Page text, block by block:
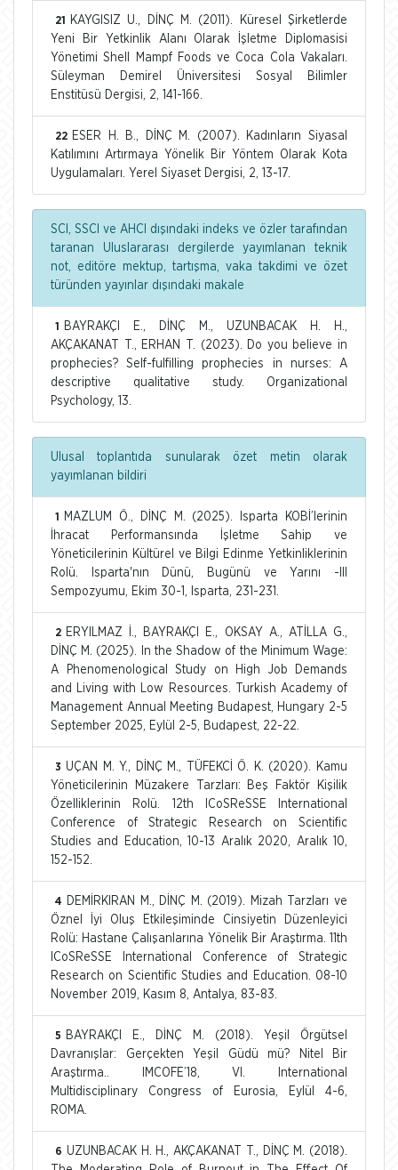
21
KAYGISIZ U., DİNÇ M. (2011). Küresel Şirketlerde
Yeni Bir Yetkinlik Alanı Olarak İşletme Diplomasisi
Yönetimi Shell Mampf Foods ve Coca Cola Vakaları.
Süleyman Demirel Üniversitesi Sosyal Bilimler
Enstitüsü Dergisi, 2, 141-166.
22 ESER H. B., DİNÇ M. (2007). Kadınların Siyasal
Katılımını Artırmaya Yönelik Bir Yöntem Olarak Kota
Uygulamaları. Yerel Siyaset Dergisi, 2, 13-17.
SCI, SSCI ve AHCI dışındaki indeks ve özler tarafından
taranan Uluslararası dergilerde yayımlanan teknik
not, editöre mektup, tartışma, vaka takdimi ve özet
türünden yayınlar dışındaki makale
1
BAYRAKÇI E., DİNÇ M., UZUNBACAK H. H.,
AKÇAKANAT T., ERHAN T. (2023). Do you believe in
prophecies? Self-fulfilling prophecies in nurses: A
descriptive qualitative study. Organizational
Psychology, 13.
Ulusal toplantıda sunularak özet metin olarak
yayımlanan bildiri
1
MAZLUM Ö., DİNÇ M. (2025). Isparta KOBİ’lerinin
İhracat Performansında İşletme Sahip ve
Yöneticilerinin Kültürel ve Bilgi Edinme Yetkinliklerinin
Rolü. Isparta'nın Dünü, Bugünü ve Yarını -III
Sempozyumu, Ekim 30-1, Isparta, 231-231.
2 ERYILMAZ İ., BAYRAKÇI E., OKSAY A., ATİLLA G.,
DİNÇ M. (2025). In the Shadow of the Minimum Wage:
A Phenomenological Study on High Job Demands
and Living with Low Resources. Turkish Academy of
Management Annual Meeting Budapest, Hungary 2-5
September 2025, Eylül 2-5, Budapest, 22-22.
3 UÇAN M. Y., DİNÇ M., TÜFEKCİ Ö. K. (2020). Kamu
Yöneticilerinin Müzakere Tarzları: Beş Faktör Kişilik
Özelliklerinin Rolü. 12th ICoSReSSE International
Conference of Strategic Research on Scientific
Studies and Education, 10-13 Aralık 2020, Aralık 10,
152-152.
4
DEMİRKIRAN M., DİNÇ M. (2019). Mizah Tarzları ve
Öznel İyi Oluş Etkileşiminde Cinsiyetin Düzenleyici
Rolü: Hastane Çalışanlarına Yönelik Bir Araştırma. 11th
ICoSReSSE International Conference of Strategic
Research on Scientific Studies and Education. 08-10
November 2019, Kasım 8, Antalya, 83-83.
5
BAYRAKÇI E., DİNÇ M. (2018). Yeşil Örgütsel
Davranışlar: Gerçekten Yeşil Güdü mü? Nitel Bir
Araştırma.. IMCOFE’18, VI. International
Multidisciplinary Congress of Eurosia, Eylül 4-6,
ROMA.
6 UZUNBACAK H. H., AKÇAKANAT T., DİNÇ M. (2018).